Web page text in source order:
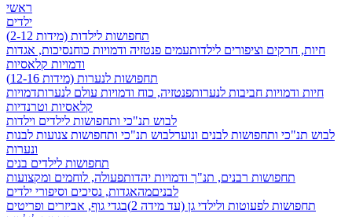
ראשי
ילדים
תחפושות לילדות (מידות 2-12)
חיות, חרקים וציפורים לילדותעמים פנטזיה ודמויות כוחנסיכות, אגדות
ודמויות קלאסיות
תחפושות לנערות (מידות 12-16)
חיות ודמויות חביבות לנערותפנטזיה, כוח ודמויות עולם לנערותדמויות
קלאסיות וטרנדיות
לבוש תנ"כי ותחפושות לילדים וילדות
לבוש תנ"כי ותחפושות לבנים ונוערלבוש תנ"כי ותחפושות צנועות לבנות
ונערות
תחפושות לילדים בנים
תחפושות רבנים, תנ"ך ודמויות יהדותפעולה, לוחמים ומקצועות
לבניםמהאגדות, נסיכים וסיפורי ילדים
תחפושות לפעוטות ולילדי גן (עד מידה 2)
בגדי גוף, אביזרים ופריטים